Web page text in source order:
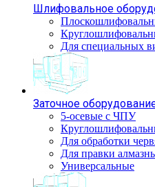
Шлифовальное
Для специальных
Заточное
5-осевые с ЧПУ
Для обработки
Для правки
Универсальные